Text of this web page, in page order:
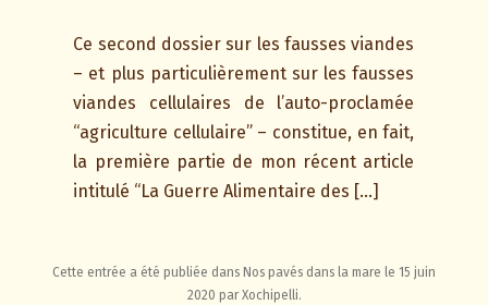
Ce second dossier sur les fausses viandes
– et plus particulièrement sur les fausses
viandes cellulaires de l’auto-proclamée
“agriculture cellulaire” – constitue, en fait,
la première partie de mon récent article
intitulé “La Guerre Alimentaire des […]
Cette entrée a été publiée dans Nos pavés dans la mare le 15 juin
2020 par Xochipelli.